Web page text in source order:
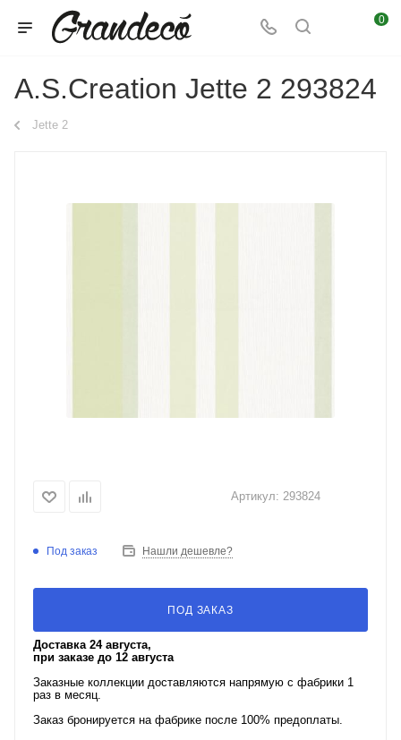
0
A.S.Creation Jette 2 293824
Jette 2
Артикул: 293824
Под заказ Нашли дешевле?
ПОД ЗАКАЗ
Доставка 24 августа,
при заказе до 12 августа
Заказные коллекции доставляются напрямую с фабрики 1
раз в месяц.
Заказ бронируется на фабрике после 100% предоплаты.